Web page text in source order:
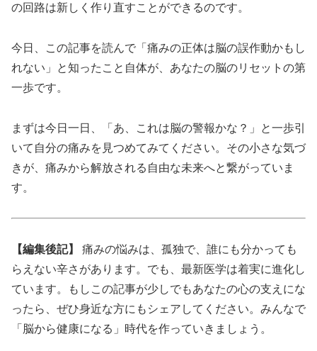
の回路は新しく作り直すことができるのです。
今日、この記事を読んで「痛みの正体は脳の誤作動かもし
れない」と知ったこと自体が、あなたの脳のリセットの第
一歩です。
まずは今日一日、「あ、これは脳の警報かな？」と一歩引
いて自分の痛みを見つめてみてください。その小さな気づ
きが、痛みから解放される自由な未来へと繋がっていま
す。
【編集後記】
痛みの悩みは、孤独で、誰にも分かっても
らえない辛さがあります。でも、最新医学は着実に進化し
ています。もしこの記事が少しでもあなたの心の支えにな
ったら、ぜひ身近な方にもシェアしてください。みんなで
「脳から健康になる」時代を作っていきましょう。